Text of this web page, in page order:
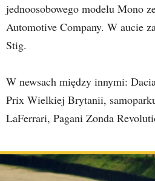
jednoosobowego modelu Mono
Automotive Company. W aucie
Stig.
W newsach między innymi:
Prix Wielkiej Brytanii,
LaFerrari, Pagani Zonda